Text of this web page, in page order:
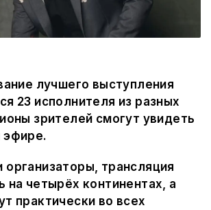
лучшего выступления
23 исполнителя из разных
зрителей смогут увидеть
эфире.
организаторы, трансляция
на четырёх континентах, а
практически во всех